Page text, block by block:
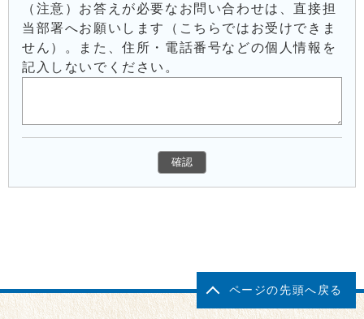
（注意）お答えが必要なお問い合わせは、直接担
当部署へお願いします（こちらではお受けできま
せん）。また、住所・電話番号などの個人情報を
記入しないでください。
ページの先頭へ戻る